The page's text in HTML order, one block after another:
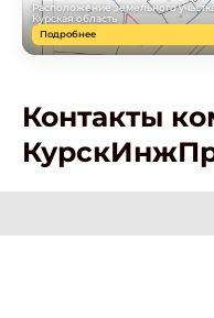
Расположение земельного
Курская область
Подробнее
Контакты